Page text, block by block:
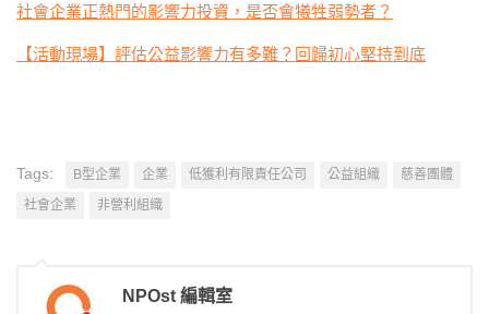
社會企業正熱門的影響力投資，是否會犧牲弱勢者？
【活動現場】評估公益影響力有多難？回歸初心堅持到底
Tags: B型企業 企業 低獲利有限責任公司 公益組織
慈善團體
社會企業
非營利組織
NPOst 編輯室